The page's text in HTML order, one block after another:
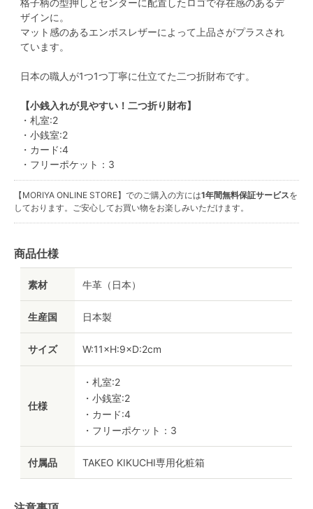
格子柄の型押しとセンターに配置したロゴで存在感のあるデ
ザインに。
マット感のあるエンボスレザーによって上品さがプラスされ
ています。
日本の職人が1つ1つ丁寧に仕立てた二つ折財布です。
【小銭入れが見やすい！二つ折り財布】
・札室:2
・小銭室:2
・カード:4
・フリーポケット：3
【MORIYA ONLINE STORE】でのご購入の方には1年間無料保証サービスを
しております。ご安心してお買い物をお楽しみいただけます。
商品仕様
素材 牛革（日本）
生産国 日本製
サイズ W:11×H:9×D:2cm
仕様
・札室:2
・小銭室:2
・カード:4
・フリーポケット：3
付属品 TAKEO KIKUCHI専用化粧箱